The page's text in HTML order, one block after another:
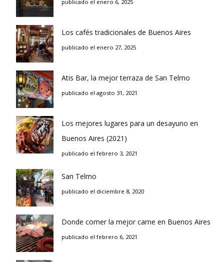
publicado el enero 6, 2025
Los cafés tradicionales de Buenos Aires
publicado el enero 27, 2025
Atis Bar, la mejor terraza de San Telmo
publicado el agosto 31, 2021
Los mejores lugares para un desayuno en
Buenos Aires (2021)
publicado el febrero 3, 2021
San Telmo
publicado el diciembre 8, 2020
Donde comer la mejor carne en Buenos Aires
publicado el febrero 6, 2021